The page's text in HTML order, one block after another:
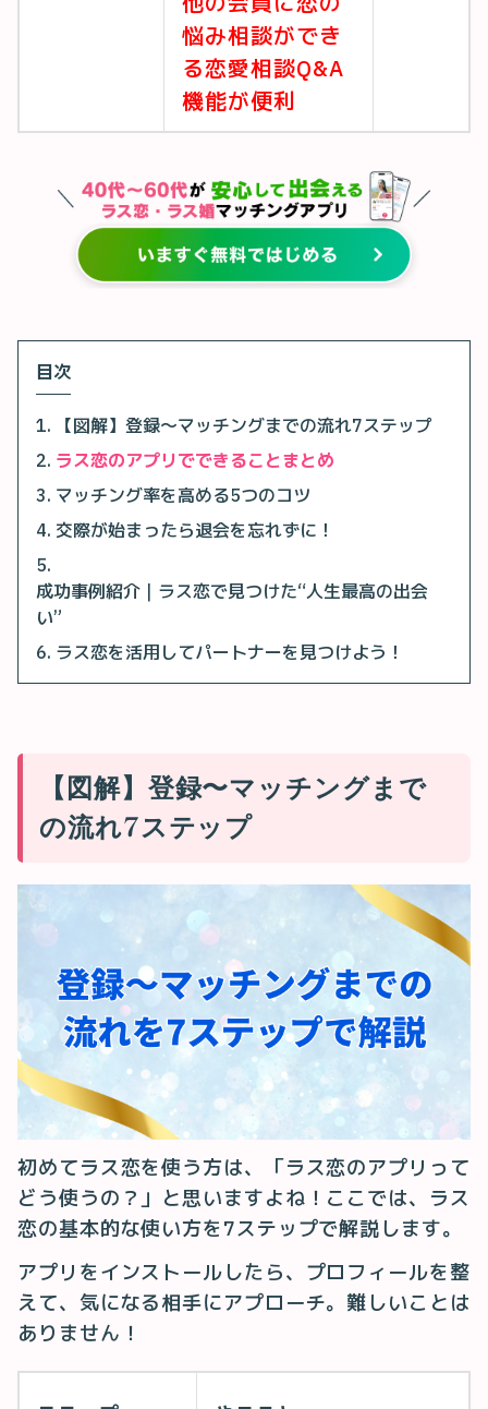
悩み相談ができ
る恋愛相談Q&A
機能が便利
目次
【図解】登録〜マッチングまでの流れ7ステップ
ラス恋のアプリでできることまとめ
マッチング率を高める5つのコツ
交際が始まったら退会を忘れずに！
成功事例紹介｜ラス恋で見つけた“人生最高の出会
い”
ラス恋を活用してパートナーを見つけよう！
【図解】登録〜マッチングまで
の流れ7ステップ
初めてラス恋を使う方は、「ラス恋のアプリって
どう使うの？」と思いますよね！ここでは、ラス
恋の基本的な使い方を7ステップで解説します。
アプリをインストールしたら、プロフィールを整
えて、気になる相手にアプローチ。難しいことは
ありません！